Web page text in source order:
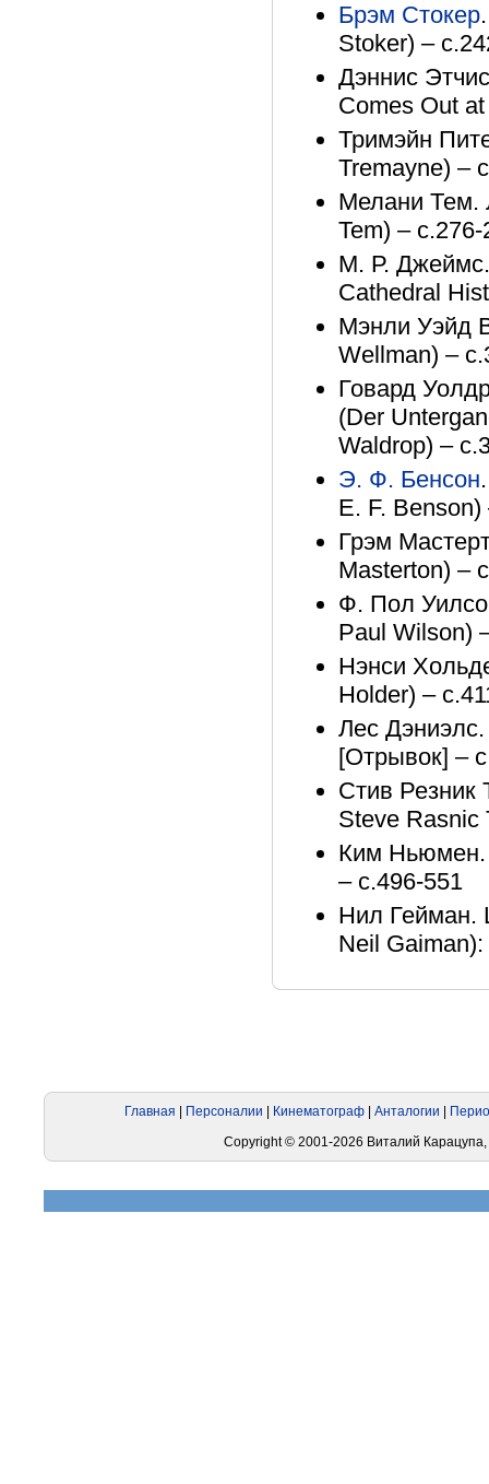
Брэм Стокер
Stoker) –
Дэннис
Comes Out
Тримэйн
Tremayne) –
Мелани Тем.
Tem) – с.276-
М. Р. Джеймс.
Cathedral
Мэнли Уэйд
Wellman) –
Говард
(Der
Waldrop) –
Э. Ф. Бенсон
E. F.
Грэм
Masterton) –
Ф. Пол
Paul Wilson)
Нэнси
Holder) –
Лес
[Отрывок] –
Стив Резник
Steve Rasnic
Ким Ньюмен.
– с.496-551
Нил Гейман.
Neil